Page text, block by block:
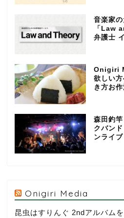
音楽家
「Law
弁護士
Onigiri
欲しい
き方お作
森田釣
クバン
ンライ
Onigiri Media
昆虫はすりんぐ 2ndアルバム